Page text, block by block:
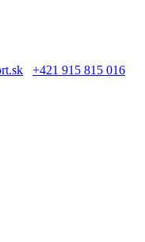
+421 915 815 016